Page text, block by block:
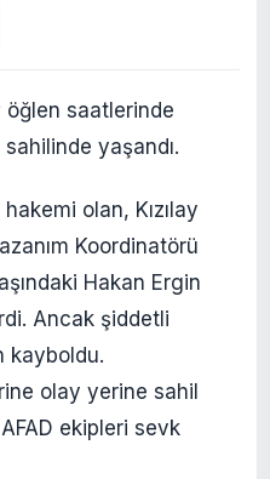
saatlerinde
yaşandı.
olan, Kızılay
Koordinatörü
Hakan Ergin
Ancak şiddetli
kayboldu.
olay yerine sahil
ekipleri sevk